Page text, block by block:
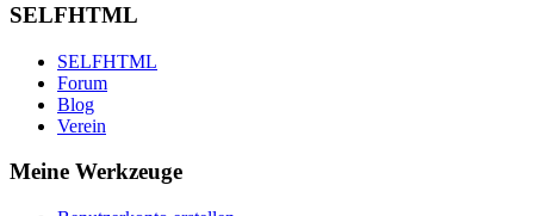
SELFHTML
SELFHTML
Forum
Blog
Verein
Meine Werkzeuge